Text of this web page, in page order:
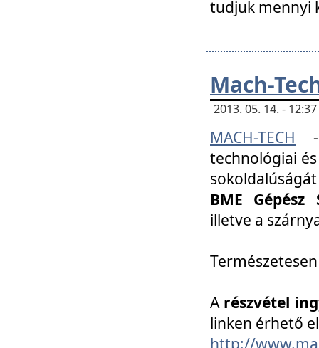
tudjuk mennyi
Mach-
2013. 05. 14. -
MACH-TECH
technológiai
BME
illetve a
A részvétel
linken érhető
http://